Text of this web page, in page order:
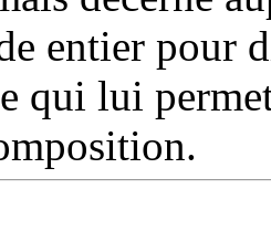
entier pour
qui lui